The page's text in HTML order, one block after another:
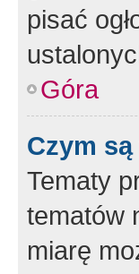
pisać
Góra
Czym
Tematy
tematów
miarę